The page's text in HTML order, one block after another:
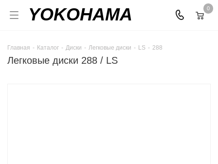
YOKOHAMA 0
Главная - Каталог - Диски - Легковые диски - LS - 288
Легковые диски 288 / LS